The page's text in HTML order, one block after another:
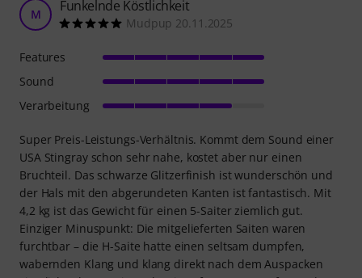
M Funkelnde Köstlichkeit
Mudpup 20.11.2025
Super Preis-Leistungs-Verhältnis. Kommt dem Sound einer
USA Stingray schon sehr nahe, kostet aber nur einen
Bruchteil. Das schwarze Glitzerfinish ist wunderschön und
der Hals mit den abgerundeten Kanten ist fantastisch. Mit
4,2 kg ist das Gewicht für einen 5-Saiter ziemlich gut.
Einziger Minuspunkt: Die mitgelieferten Saiten waren
furchtbar – die H-Saite hatte einen seltsam dumpfen,
wabernden Klang und klang direkt nach dem Auspacken
Features
Sound
Verarbeitung